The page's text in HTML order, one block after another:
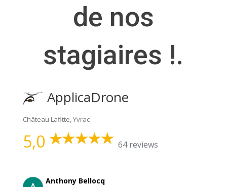
de nos
stagiaires !.
ApplicaDrone
Château Lafitte, Yvrac
5,0 64 reviews
Anthony Bellocq